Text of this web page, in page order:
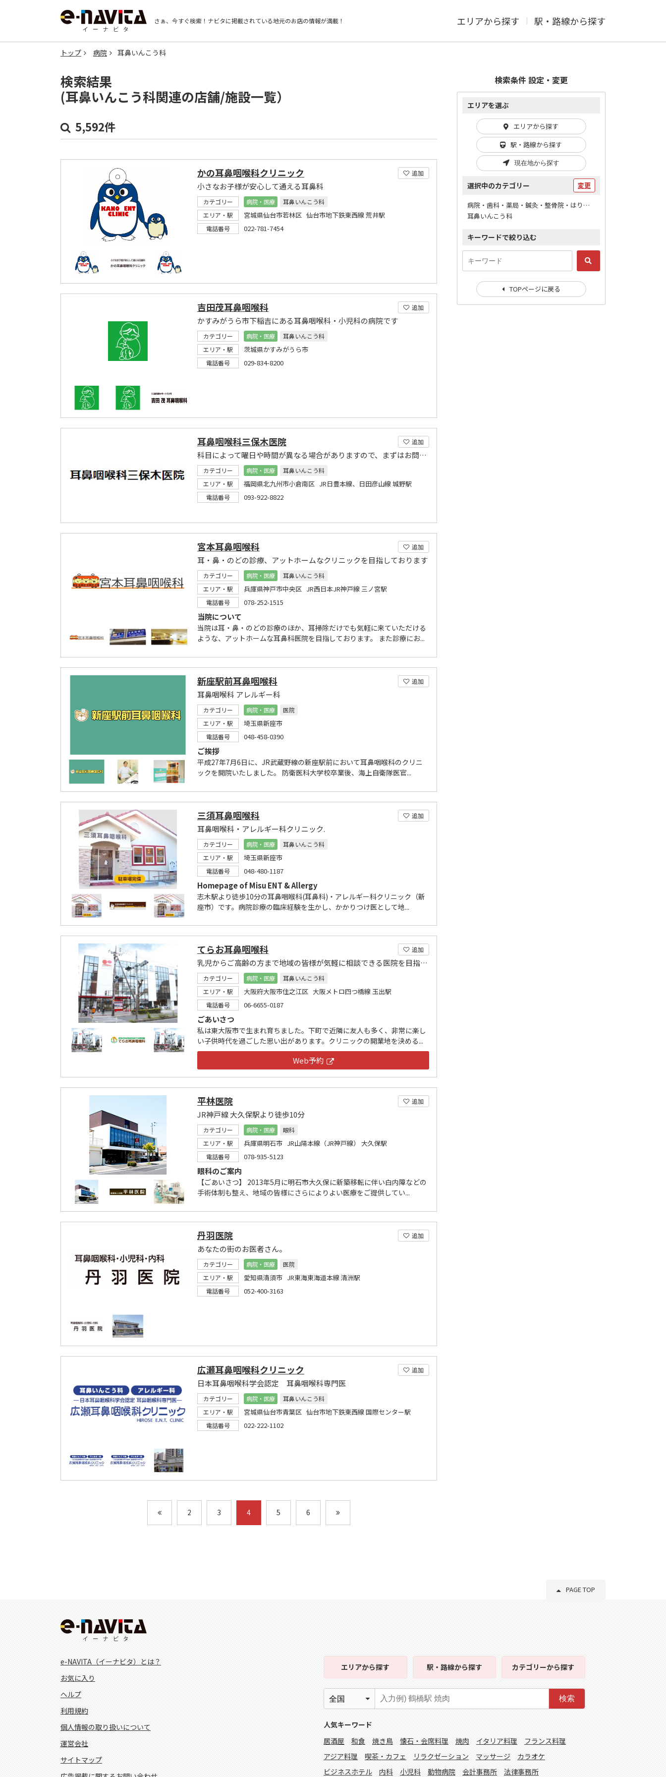
さぁ、今すぐ検索！ ナビタに掲載されている地元のお店の情報が満載！ エリアから探す 駅・路線から探す
トップ 病院 耳鼻いんこう科
検索結果
(耳鼻いんこう科関連の店舗/施設一覧）
5,592件
追加
かの耳鼻咽喉科クリニック
小さなお子様が安心して通える耳鼻科
カテゴリー 病院・医療
耳鼻いんこう科
エリア・駅
宮城県仙台市若林区 仙台市地下鉄東西線 荒井駅
電話番号 022-781-7454
追加
吉田茂耳鼻咽喉科
かすみがうら市下稲吉にある耳鼻咽喉科・小児科の病院です
カテゴリー 病院・医療
耳鼻いんこう科
エリア・駅
茨城県かすみがうら市
電話番号 029-834-8200
追加
耳鼻咽喉科三保木医院
科目によって曜日や時間が異なる場合がありますので、まずはお問い合わせ下さい
カテゴリー 病院・医療
耳鼻いんこう科
エリア・駅
福岡県北九州市小倉南区 JR日豊本線、日田彦山線 城野駅
電話番号 093-922-8822
追加
宮本耳鼻咽喉科
耳・鼻・のどの診療、アットホームなクリニックを目指しております
カテゴリー 病院・医療
耳鼻いんこう科
エリア・駅
兵庫県神戸市中央区 JR西日本JR神戸線 三ノ宮駅
電話番号 078-252-1515
当院について
当院は耳・鼻・のどの診療のほか、耳掃除だけでも気軽に来ていただける
ような、アットホームな耳鼻科医院を目指しております。 また診療にお...
追加
新座駅前耳鼻咽喉科
耳鼻咽喉科 アレルギー科
カテゴリー 病院・医療
医院
エリア・駅
埼玉県新座市
電話番号 048-458-0390
ご挨拶
平成27年7月6日に、JR武蔵野線の新座駅前において耳鼻咽喉科のクリニ
ックを開院いたしました。 防衛医科大学校卒業後、海上自衛隊医官...
追加
三須耳鼻咽喉科
耳鼻咽喉科・アレルギー科クリニック.
カテゴリー 病院・医療
耳鼻いんこう科
エリア・駅
埼玉県新座市
電話番号 048-480-1187
Homepage of Misu ENT & Allergy
志木駅より徒歩10分の耳鼻咽喉科(耳鼻科)・アレルギー科クリニック（新
座市）です。病院診療の臨床経験を生かし、かかりつけ医として地...
追加
てらお耳鼻咽喉科
乳児からご高齢の方まで地域の皆様が気軽に相談できる医院を目指しています。
カテゴリー 病院・医療
耳鼻いんこう科
エリア・駅
大阪府大阪市住之江区 大阪メトロ四つ橋線 玉出駅
電話番号 06-6655-0187
ごあいさつ
私は東大阪市で生まれ育ちました。下町で近隣に友人も多く、非常に楽し
い子供時代を過ごした思い出があります。クリニックの開業地を決める...
Web予約
追加
平林医院
JR神戸線 大久保駅より徒歩10分
カテゴリー 病院・医療
眼科
エリア・駅
兵庫県明石市 JR山陽本線（JR神戸線） 大久保駅
電話番号 078-935-5123
眼科のご案内
【ごあいさつ】 2013年5月に明石市大久保に新築移転に伴い白内障などの
手術体制も整え、地域の皆様にさらによりよい医療をご提供してい...
追加
丹羽医院
あなたの街のお医者さん。
カテゴリー 病院・医療
医院
エリア・駅
愛知県清須市 JR東海東海道本線 清洲駅
電話番号 052-400-3163
追加
広瀬耳鼻咽喉科クリニック
日本耳鼻咽喉科学会認定 耳鼻咽喉科専門医
カテゴリー 病院・医療
耳鼻いんこう科
エリア・駅
宮城県仙台市青葉区 仙台市地下鉄東西線 国際センター駅
電話番号 022-222-1102
2 3 4 5 6
検索条件 設定・変更
エリアを選ぶ
エリアから探す
駅・路線から探す
現在地から探す
選択中のカテゴリー 変更
病院・歯科・薬局・鍼灸・整骨院・はりマッサージ / 病院
耳鼻いんこう科
キーワードで絞り込む
TOPページに戻る
PAGE TOP
e-NAVITA（イーナビタ）とは？
お気に入り
ヘルプ
利用規約
個人情報の取り扱いについて
運営会社
サイトマップ
エリアから探す 駅・路線から探す カテゴリーから探す
検索
人気キーワード
居酒屋
和食 焼き鳥 懐石・会席料理 焼肉 イタリア料理
フランス料理
アジア料理
喫茶・カフェ リラクゼーション マッサージ
カラオケ
ビジネスホテル
内科 小児科 動物病院 会計事務所 法律事務所